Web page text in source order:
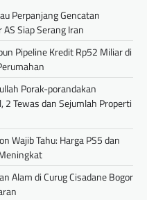
Perpanjang Gencatan
Siap Serang Iran
Pipeline Kredit Rp52 Miliar di
Porak-porandakan
2 Tewas dan Sejumlah Properti
Wajib Tahu: Harga PS5 dan
Alam di Curug Cisadane Bogor